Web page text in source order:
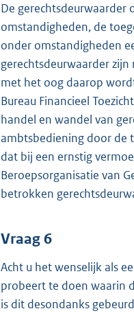
De gerechtsdeurwaarder
omstandigheden, de
onder omstandigheden
gerechtsdeurwaarder
met het oog daarop
Bureau Financieel
handel en wandel van
ambtsbediening door de
dat bij een ernstig
Beroepsorganisatie van
betrokken
Vraag 6
Acht u het wenselijk als
probeert te doen waarin
is dit desondanks